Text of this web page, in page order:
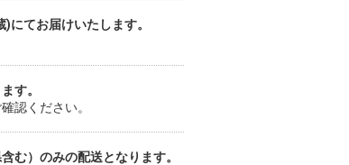
にてお届けいたします。
す。
認ください。
む）のみの配送となります。